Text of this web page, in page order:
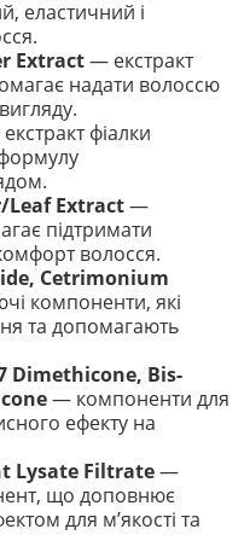
еластичний і
Extract— екстракт
надати волоссю
фіалки
Leaf Extract—
підтримати
комфорт волосся.
Cetrimonium
компоненти, які
та допомагають
Dimethicone, Bis-
— компоненти для
ефекту на
Lysate Filtrate—
що доповнює
для м’якості та